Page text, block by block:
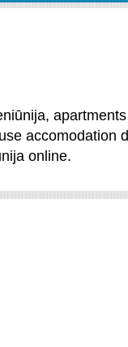
accomodation
online.